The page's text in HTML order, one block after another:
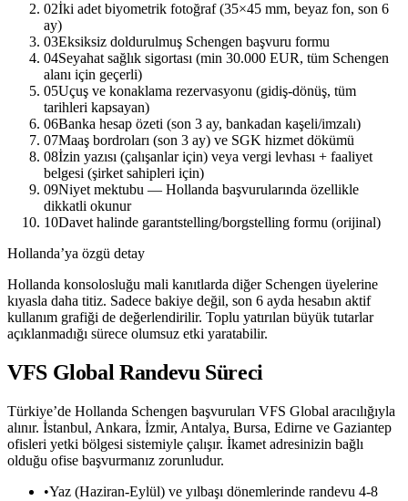
02İki adet biyometrik fotoğraf (35×45 mm, beyaz fon, son 6
ay)
03Eksiksiz doldurulmuş Schengen başvuru formu
04Seyahat sağlık sigortası (min 30.000 EUR, tüm Schengen
alanı için geçerli)
05Uçuş ve konaklama rezervasyonu (gidiş-dönüş, tüm
tarihleri kapsayan)
06Banka hesap özeti (son 3 ay, bankadan kaşeli/imzalı)
07Maaş bordroları (son 3 ay) ve SGK hizmet dökümü
08İzin yazısı (çalışanlar için) veya vergi levhası + faaliyet
belgesi (şirket sahipleri için)
09Niyet mektubu — Hollanda başvurularında özellikle
dikkatli okunur
10Davet halinde garantstelling/borgstelling formu (orijinal)
Hollanda’ya özgü detay
Hollanda konsolosluğu mali kanıtlarda diğer Schengen üyelerine
kıyasla daha titiz. Sadece bakiye değil, son 6 ayda hesabın aktif
kullanım grafiği de değerlendirilir. Toplu yatırılan büyük tutarlar
açıklanmadığı sürece olumsuz etki yaratabilir.
VFS Global Randevu Süreci
Türkiye’de Hollanda Schengen başvuruları VFS Global aracılığıyla
alınır. İstanbul, Ankara, İzmir, Antalya, Bursa, Edirne ve Gaziantep
ofisleri yetki bölgesi sistemiyle çalışır. İkamet adresinizin bağlı
olduğu ofise başvurmanız zorunludur.
•Yaz (Haziran-Eylül) ve yılbaşı dönemlerinde randevu 4-8